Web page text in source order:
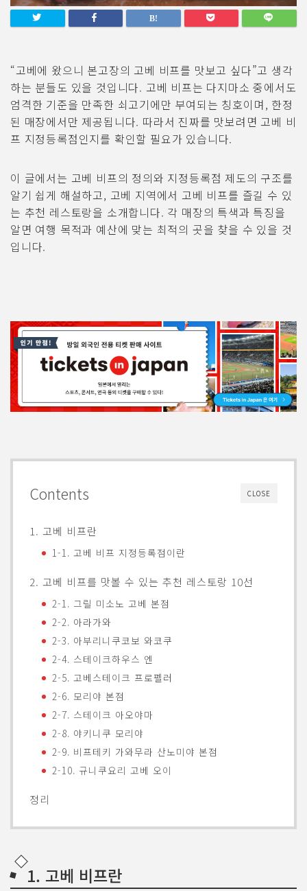
“고베에 왔으니 본고장의 고베 비프를 맛보고 싶다”고 생각
하는 분들도 있을 것입니다. 고베 비프는 다지마소 중에서도
엄격한 기준을 만족한 쇠고기에만 부여되는 칭호이며, 한정
된 매장에서만 제공됩니다. 따라서 진짜를 맛보려면 고베 비
프 지정등록점인지를 확인할 필요가 있습니다.
이 글에서는 고베 비프의 정의와 지정등록점 제도의 구조를
알기 쉽게 해설하고, 고베 지역에서 고베 비프를 즐길 수 있
는 추천 레스토랑을 소개합니다. 각 매장의 특색과 특징을
알면 여행 목적과 예산에 맞는 최적의 곳을 찾을 수 있을 것
입니다.
CLOSE
Contents
1. 고베 비프란
1-1. 고베 비프 지정등록점이란
2. 고베 비프를 맛볼 수 있는 추천 레스토랑 10선
2-1. 그릴 미소노 고베 본점
2-2. 아라가와
2-3. 아부리니쿠코보 와코쿠
2-4. 스테이크하우스 엔
2-5. 고베스테이크 프로펠러
2-6. 모리야 본점
2-7. 스테이크 아오야마
2-8. 야키니쿠 모리야
2-9. 비프테키 가와무라 산노미야 본점
2-10. 규니쿠요리 고베 오이
정리
1. 고베 비프란